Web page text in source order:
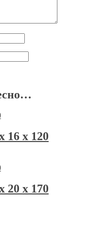
16 х 120
20 х 170